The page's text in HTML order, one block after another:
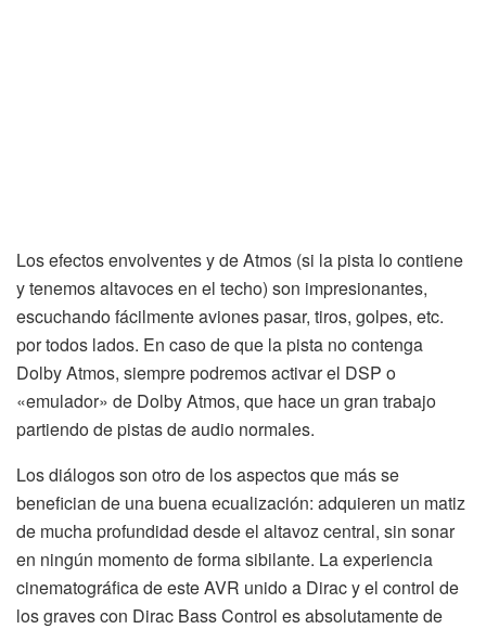
Los efectos envolventes y de Atmos (si la pista lo contiene
y tenemos altavoces en el techo) son impresionantes,
escuchando fácilmente aviones pasar, tiros, golpes, etc.
por todos lados. En caso de que la pista no contenga
Dolby Atmos, siempre podremos activar el DSP o
«emulador» de Dolby Atmos, que hace un gran trabajo
partiendo de pistas de audio normales.
Los diálogos son otro de los aspectos que más se
benefician de una buena ecualización: adquieren un matiz
de mucha profundidad desde el altavoz central, sin sonar
en ningún momento de forma sibilante. La experiencia
cinematográfica de este AVR unido a Dirac y el control de
los graves con Dirac Bass Control es absolutamente de